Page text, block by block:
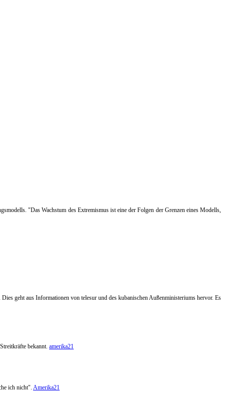
"Das Wachstum des Extremismus ist eine der Folgen der Grenzen eines Modells,
geht aus Informationen von telesur und des kubanischen Außenministeriums hervor. Es
bekannt. amerika21
ich nicht". Amerika21